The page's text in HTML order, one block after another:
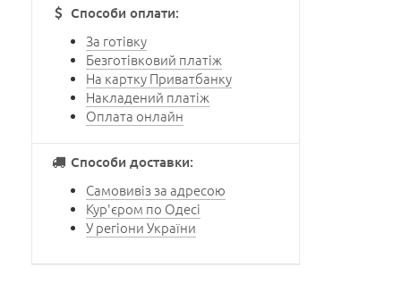
Способи оплати:
За готівку
Безготівковий платіж
На картку Приватбанку
Накладений платіж
Оплата онлайн
Способи доставки:
Самовивіз за адресою
Кур'єром по Одесі
У регіони України